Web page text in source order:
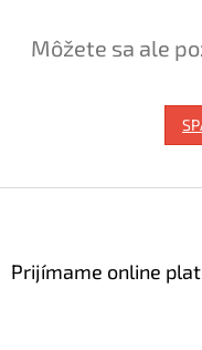
Môžete sa ale
Prijímame online